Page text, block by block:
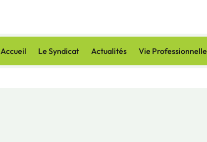
Accueil Le Syndicat Actualités Vie Professionnelle